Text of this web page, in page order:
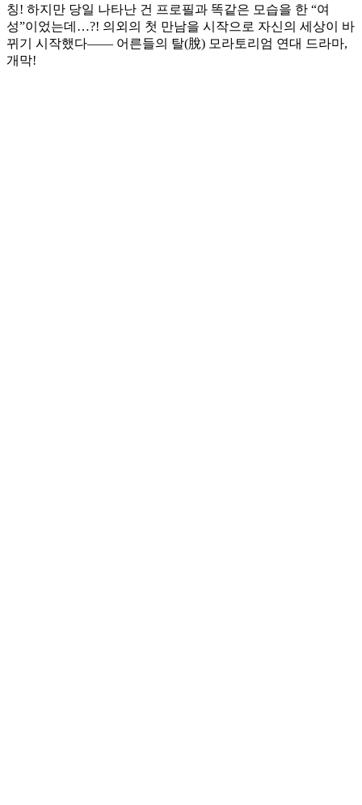
칭! 하지만 당일 나타난 건 프로필과 똑같은 모습을 한 “여
성”이었는데…?! 의외의 첫 만남을 시작으로 자신의 세상이 바
뀌기 시작했다―― 어른들의 탈(脫) 모라토리엄 연대 드라마,
개막!